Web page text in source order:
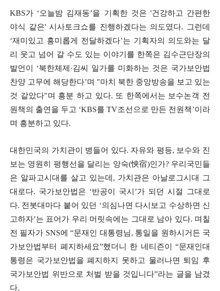
KBS가 ‘오늘밤 김재동’을 기획한 것은 '건강하고 간편한
야식 같은'시사토크쇼를 진행하겠다는 의도였다. 그런데
‘재미있고 흥미롭게 전달하겠다’는 기획자의 의도와는 달
리 웃고 넘어 갈 수도 있는 이야기를 한쪽은 김수근단장의
발언이 ‘북한체제 ·김씨 일가를 미화하는 것은 국가보안법
찬양 고무에 해당한다’며 "마치 북한 중앙방송을 보고 있는
것 같았다"며 흥분 하고 있다. 또 한쪽에서는 보수논객 전
원책의 출연을 두고 ‘KBS를 TV조선으로 만든 전원책’이라
며 흥분하고 있다.
대한민국의 가치관이 병들어 있다. 자유와 평등, 보수와 진
보는 영원히 평행선을 달리는 앙숙(怏宿)인가? 우리국민들
은 알파고시대를 살고 있는데 , 가치관은 아날로그시대 그
대로다. 국가보안법은 ‘반공이 국시 ’가 되던 시절 그대로
다. 전봇대마다 붙어 있던 ‘의심나면 다시보고 수상하면 신
고하자’는 표어가 우리 머릿속에는 그대로 남아 있다. 며칠
전 필자가 SNS에“문재인 대통령님, 통일을 원하시거든 국
가보안법부터 폐지하세요”했더니 한 네티즌이 “문재인대
통령은 국가보안법을 폐지하지 못하고 물러나면 퇴임 후
국가보안법 위반으로 처벌 받을 것입니다”라는 글을 남겼
다.